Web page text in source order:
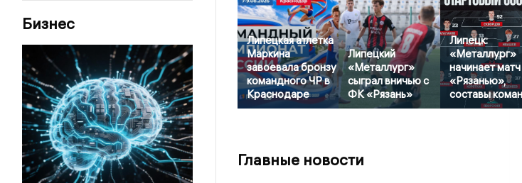
Бизнес
Липецкая атлетка
Маркина
завоевала бронзу
командного ЧР в
Краснодаре
Липецкий
«Металлург»
сыграл вничью с
ФК «Рязань»
Липецк:
«Металлург»
начинает
«Рязанью»,
составы
Главные новости